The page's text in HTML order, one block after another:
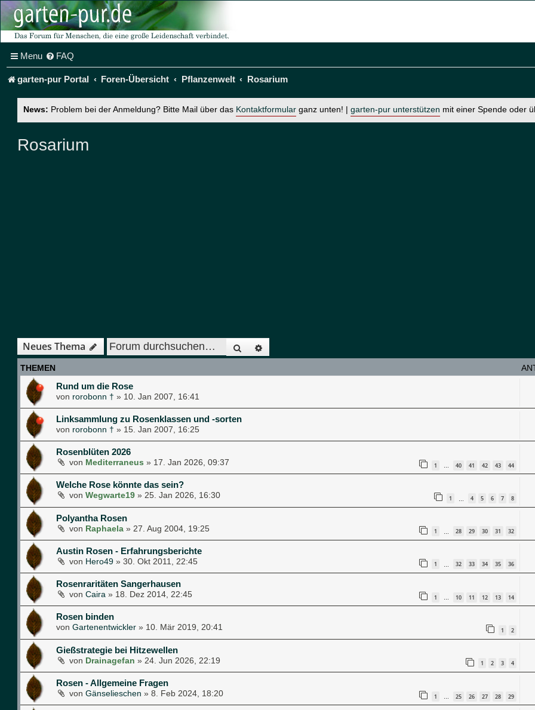
Menu FAQ
garten-pur Portal Foren-Übersicht Pflanzenwelt Rosarium
News: Problem bei der Anmeldung? Bitte Mail über das Kontaktformular ganz unten! | garten-pur unterstützen mit einer Spende oder
Rosarium
Neues Thema Suche
THEMEN
Rund um die Rose
von rorobonn † » 10. Jan 2007, 16:41
Linksammlung zu Rosenklassen und -sorten
von rorobonn † » 15. Jan 2007, 16:25
Rosenblüten 2026
von Mediterraneus » 17. Jan 2026, 09:37 1 … 40 41 42 43 44
Welche Rose könnte das sein?
von Wegwarte19 » 25. Jan 2026, 16:30 1 4 5 6 7 8
Polyantha Rosen
von Raphaela » 27. Aug 2004, 19:25 1 28 29 30 31 32
Austin Rosen - Erfahrungsberichte
von Hero49 » 30. Okt 2011, 22:45 1 … 32 33 34 35 36
Rosenraritäten Sangerhausen
von Caira » 18. Dez 2014, 22:45 1 … 10 11 12 13 14
Rosen binden
von Gartenentwickler » 10. Mär 2019, 20:41 1 2
Gießstrategie bei Hitzewellen
von Drainagefan » 24. Jun 2026, 22:19 1 2 3 4
Rosen - Allgemeine Fragen
von Gänselieschen » 8. Feb 2024, 18:20 1 … 25 26 27 28 29